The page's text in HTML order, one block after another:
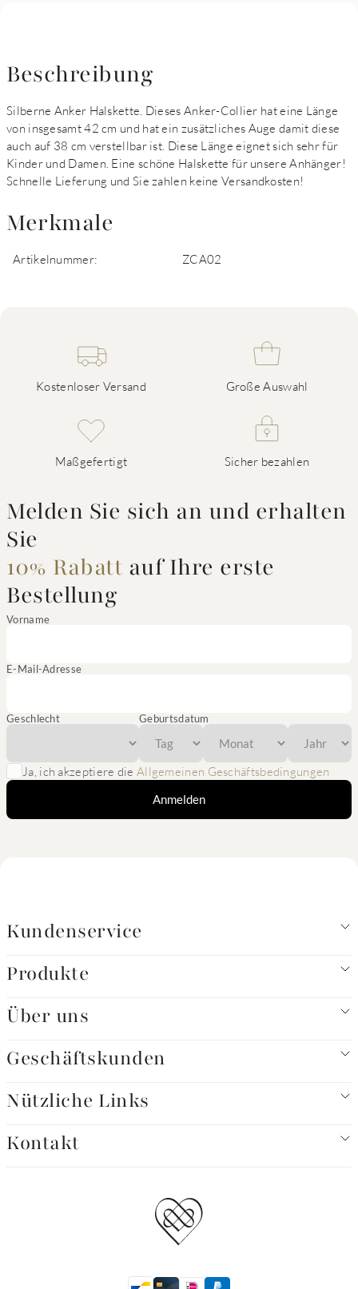
Beschreibung
Silberne Anker Halskette. Dieses Anker-Collier hat eine Länge
von insgesamt 42 cm und hat ein zusätzliches Auge damit diese
auch auf 38 cm verstellbar ist. Diese Länge eignet sich sehr für
Kinder und Damen. Eine schöne Halskette für unsere Anhänger!
Schnelle Lieferung und Sie zahlen keine Versandkosten!
Merkmale
Artikelnummer: ZCA02
Kostenloser Versand Große Auswahl
Maßgefertigt Sicher bezahlen
Melden Sie sich an und erhalten
Sie
10% Rabatt auf Ihre erste
Bestellung
Vorname
E-Mail-Adresse
Geschlecht Geburtsdatum
Ja, ich akzeptiere die Allgemeinen Geschäftsbedingungen
Anmelden
Kundenservice
Produkte
Über uns
Geschäftskunden
Nützliche Links
Kontakt